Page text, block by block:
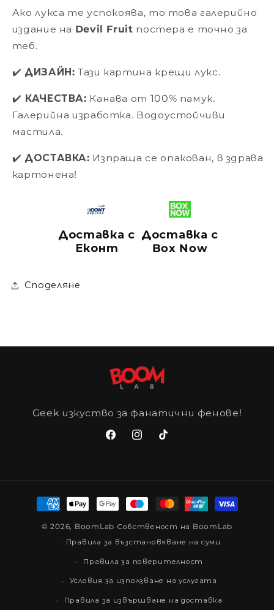
Канава
Канава
Ако лукса те успокоява, то това галерийно
издание на Devil Fruit постера е точно за
теб.
✔️ ДИЗАЙН: Тази картина крещи лукс.
✔️ КАЧЕСТВА: Канава от 100% памук.
Галерийна изработка. Водоустойчиви
мастила.
✔️ ДОСТАВКА: Изпраща се опакован, в здрава
картонена!
Доставка с
Еконт
Доставка с
Box Now
Споделяне
Geek изкуство за фанатични фенове!
FacebookInstagram
TikTok
Начини
на
плащане
© 2026, BoomLab Собственост на BoomLab
Правила за възстановяване на суми
Правила за поверителност
Условия за използване на услугата
Правила за извършване на доставка